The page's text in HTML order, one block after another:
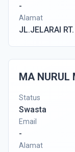
-
Alamat
JL.JELARAI
MA NURUL
Status
Swasta
Email
-
Alamat